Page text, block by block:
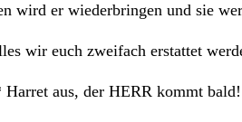
wird er wiederbringen und sie
wir euch zweifach erstattet
Harret aus, der HERR kommt bald!